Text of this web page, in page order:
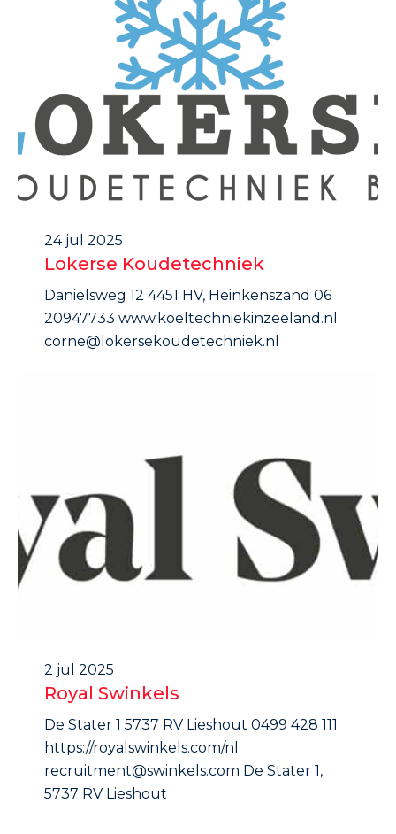
24 jul 2025
Lokerse Koudetechniek
Daniëlsweg 12 4451 HV, Heinkenszand 06
20947733 www.koeltechniekinzeeland.nl
corne@lokersekoudetechniek.nl
2 jul 2025
Royal Swinkels
De Stater 1 5737 RV Lieshout 0499 428 111
https://royalswinkels.com/nl
recruitment@swinkels.com De Stater 1,
5737 RV Lieshout